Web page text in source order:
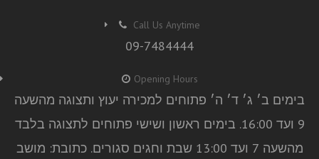
Call Us Anytime
09-7484444
Opening Hours
בימים ב׳ ג׳ ד׳ ה׳ פתוחים למכירה יעוץ ותצוגה מהשעה
9 ועד 16:00. בימים ראשון ושישי פתוחים לתצוגה בלבד
מהשעה 7 ועד 13:00 שבת וחגים סגורים. כתובת: מושב